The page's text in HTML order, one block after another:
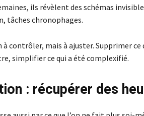
ils révèlent des schémas
tâches chronophages.
à contrôler, mais à ajuster. Supprimer ce
simplifier ce qui a été complexifié.
: récupérer des